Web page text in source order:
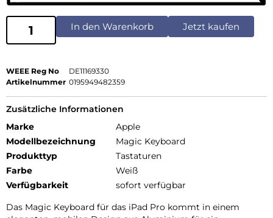
In den Warenkorb Jetzt kaufen
WEEE Reg No
DE11169330
Artikelnummer 0195949482359
Zusätzliche Informationen
Marke
Apple
Modellbezeichnung
Magic Keyboard
Produkttyp
Tastaturen
Farbe
Weiß
Verfügbarkeit
sofort verfügbar
Das Magic Keyboard für das iPad Pro kommt in einem